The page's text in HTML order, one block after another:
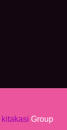
kitakasi Group